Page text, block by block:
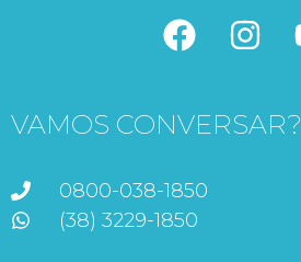
VAMOS CONVERSAR?
0800-038-1850
(38) 3229-1850